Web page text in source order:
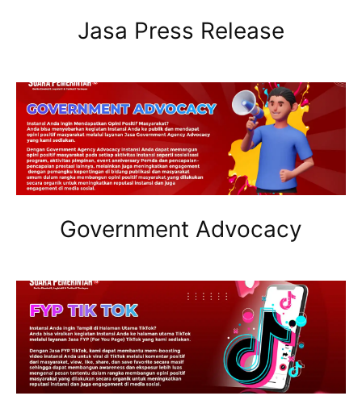
Jasa Press Release
Government Advocacy